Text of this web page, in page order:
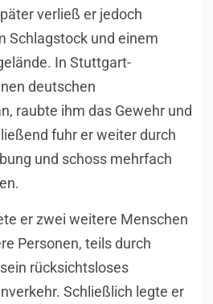
verließ er jedoch
Schlagstock und einem
In Stuttgart-
deutschen
raubte ihm das Gewehr und
fuhr er weiter durch
und schoss mehrfach
er zwei weitere Menschen
Personen, teils durch
rücksichtsloses
Schließlich legte er